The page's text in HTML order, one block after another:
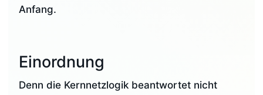
Anfang.
Einordnung
Denn die Kernnetzlogik beantwortet nicht